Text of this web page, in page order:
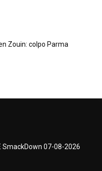
Zouin: colpo Parma
SmackDown 07-08-2026